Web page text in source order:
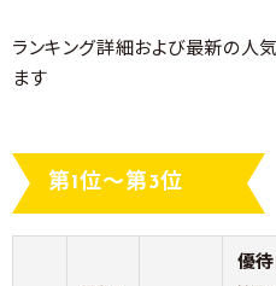
ランキング詳細および最新の人
ます
第1位～第3位
優